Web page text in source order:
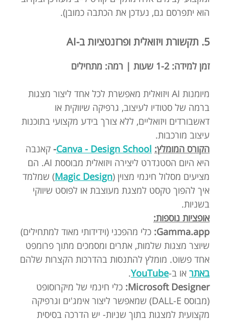
הוא יתפרסם גם, נעדכן את הכתבה כמובן).
5. תקשורת ויזואלית ופרזנטציות ב-AI
זמן למידה: 1-2 שעות | רמה: מתחילים
מיומנות AI ויזואלית מאפשרת לכל אחד ליצור מצגות
ברמה של סטודיו לעיצוב, גרפיקה שיווקית או
דאשבורדים ויזואליים, ללא צורך בידע מקצועי בתוכנות
עיצוב מורכבות.
הקורס המומלץ: Canva - Design School
- קאנבה
היא היום הסטנדרט ליצירה ויזואלית מבוססת AI. הם
מציעים מסלול חינמי מצוין (Magic Design) שמלמד
איך להפוך טקסט למצגת מעוצבת או לפוסט שיווקי
בשניות.
אופציות נוספות:
Gamma.app: כלי מהפכני (וידידותי מאוד למתחילים)
שיוצר מצגות שלמות, אתרים ומסמכים מתוך פרומפט
אחד פשוט. מומלץ להתנסות בהדרכות הקצרות שלהם
באתר או ב-YouTube
.
Microsoft Designer: כלי חינמי של מיקרוסופט
(מבוסס DALL-E) שמאפשר ליצור אימג'ים וגרפיקה
מקצועית למצגות בתוך שניות- יש הדרכה בסיסית